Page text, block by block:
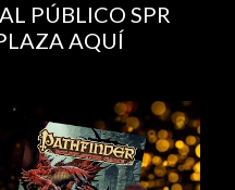
PÚBLICO SPR
AQUÍ